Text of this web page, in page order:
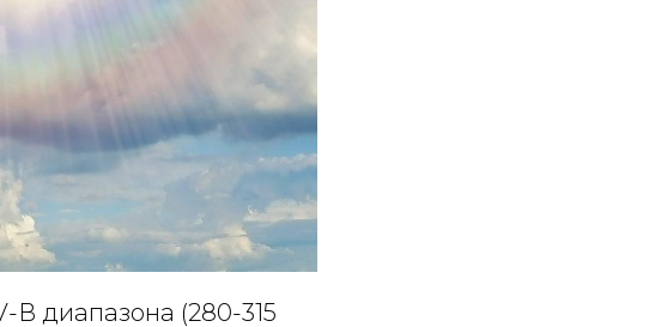
В диапазона (280-315